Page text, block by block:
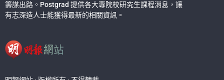
籌謀出路。Postgrad 提供各大專院校研究生課程消息，讓
有志深造人士能獲得最新的相關資訊。